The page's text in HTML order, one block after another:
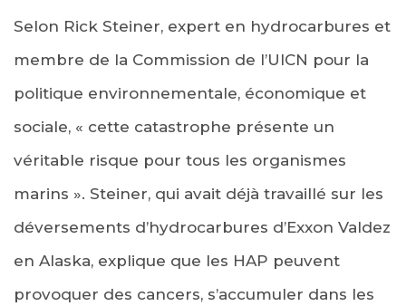
Selon Rick Steiner, expert en hydrocarbures et
membre de la Commission de l’UICN pour la
politique environnementale, économique et
sociale, « cette catastrophe présente un
véritable risque pour tous les organismes
marins ». Steiner, qui avait déjà travaillé sur les
déversements d’hydrocarbures d’Exxon Valdez
en Alaska, explique que les HAP peuvent
provoquer des cancers, s’accumuler dans les